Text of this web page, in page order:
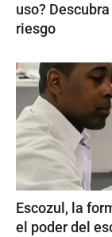
uso?
riesgo
Escozul, la
el poder del